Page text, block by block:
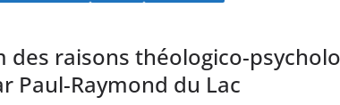
des raisons théologico-
Paul-Raymond du Lac